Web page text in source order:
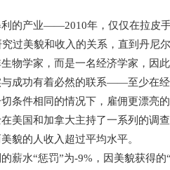
的产业——2010年，仅仅在拉皮
过美貌和收入的关系，直到丹尼尔
物学家，而是一名经济学家，因
成功有着必然的联系——至少在经
条件相同的情况下，雇佣更漂亮
美国和加拿大主持了一系列的调
貌的人收入超过平均水平。
薪水“惩罚”为-9%，因美貌获得